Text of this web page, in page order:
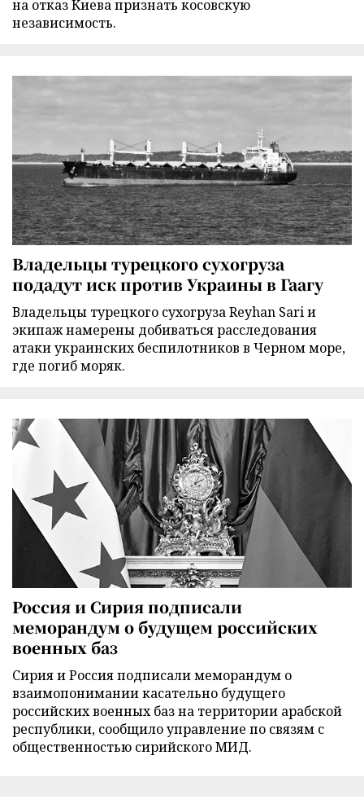
на отказ Киева признать косовскую
независимость.
Владельцы турецкого сухогруза
подадут иск против Украины в Гаагу
Владельцы турецкого сухогруза Reyhan Sari и
экипаж намерены добиваться расследования
атаки украинских беспилотников в Черном море,
где погиб моряк.
Россия и Сирия подписали
меморандум о будущем российских
военных баз
Сирия и Россия подписали меморандум о
взаимопонимании касательно будущего
российских военных баз на территории арабской
республики, сообщило управление по связям с
общественностью сирийского МИД.